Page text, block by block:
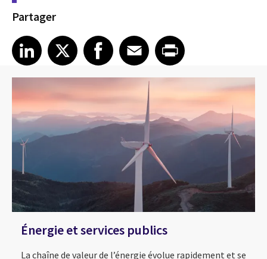
Partager
Share article on LinkedIn
LinkedIn
Share article on XShare article on Facebook
Facebook
Share article on Email
EmailShare article on Print
Énergie et services publics
La chaîne de valeur de l’énergie évolue rapidement et se